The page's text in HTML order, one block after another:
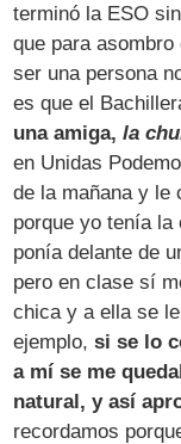
terminó la ESO
que para
ser una persona
es que el
una amiga,la
en Unidas
de la mañana y le
porque yo tenía
ponía delante de
pero en clase sí
chica y a ella se
ejemplo,si se lo
a mí se me
natural, y así
recordamos